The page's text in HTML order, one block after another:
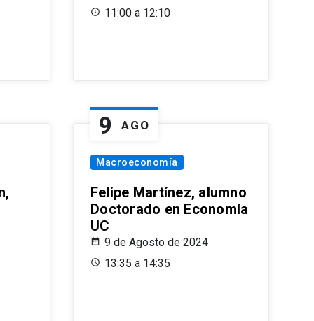
11:00 a 12:10
9 AGO
Macroeconomía
Felipe Martínez, alumno
Doctorado en Economía
UC
9 de Agosto de 2024
13:35 a 14:35